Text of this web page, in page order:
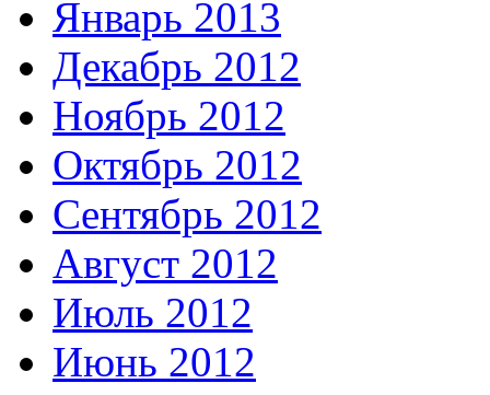
Январь 2013
Декабрь 2012
Ноябрь 2012
Октябрь 2012
Сентябрь 2012
Август 2012
Июль 2012
Июнь 2012